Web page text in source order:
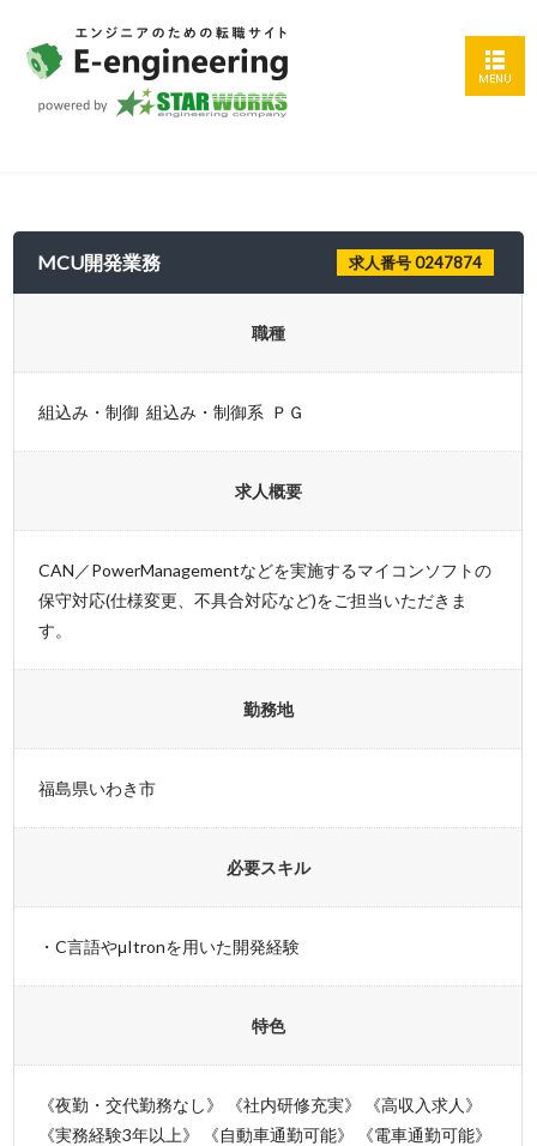
MCU開発業務 求人番号 0247874
職種
組込み・制御 組込み・制御系 ＰＧ
求人概要
CAN／PowerManagementなどを実施するマイコンソフトの
保守対応(仕様変更、不具合対応など)をご担当いただきま
す。
勤務地
福島県いわき市
必要スキル
・C言語やμItronを用いた開発経験
特色
《夜勤・交代勤務なし》 《社内研修充実》 《高収入求人》
《実務経験3年以上》 《自動車通勤可能》 《電車通勤可能》